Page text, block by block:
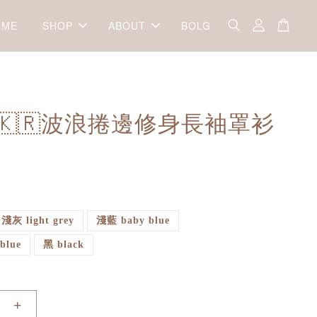
SHOP ABOUT BOLG
波浪捲邊修身長袖罩衫
淺灰 light grey 淺藍 baby blue
黑 black
+